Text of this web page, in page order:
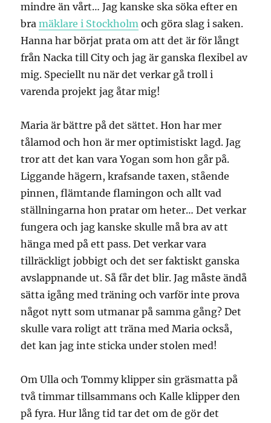
mindre än vårt… Jag kanske ska söka efter en
bramäklare i Stockholm och göra slag i saken.
Hanna har börjat prata om att det är för långt
från Nacka till City och jag är ganska flexibel av
mig. Speciellt nu när det verkar gå troll i
varenda projekt jag åtar mig!
Maria är bättre på det sättet. Hon har mer
tålamod och hon är mer optimistiskt lagd. Jag
tror att det kan vara Yogan som hon går på.
Liggande hägern, krafsande taxen, stående
pinnen, flämtande flamingon och allt vad
ställningarna hon pratar om heter… Det verkar
fungera och jag kanske skulle må bra av att
hänga med på ett pass. Det verkar vara
tillräckligt jobbigt och det ser faktiskt ganska
avslappnande ut. Så får det blir. Jag måste ändå
sätta igång med träning och varför inte prova
något nytt som utmanar på samma gång? Det
skulle vara roligt att träna med Maria också,
det kan jag inte sticka under stolen med!
Om Ulla och Tommy klipper sin gräsmatta på
två timmar tillsammans och Kalle klipper den
på fyra. Hur lång tid tar det om de gör det